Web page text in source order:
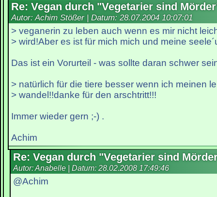
Re: Vegan durch "Vegetarier sind
Autor: Achim Stößer | Datum: 28.07.2004 10:07:01
> veganerin zu leben auch wenn es mir nicht
> wird!Aber es ist für mich mich und meine
Das ist ein Vorurteil - was sollte daran schwer
> natürlich für die tiere besser wenn ich meinen
> wandel!!danke für den arschtritt!!!
Immer wieder gern ;-) .
Achim
Re: Vegan durch "Vegetarier sind
Autor: Anabelle | Datum: 28.02.2008 17:49:46
@Achim